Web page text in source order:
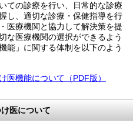
ての診療を行い、日常的な診療
し、適切な診療・保健指導を行
医療機関と協力して解決策を提
な医療機関の選択ができるよう
能」に関する体制を以下のよう
医機能について（PDF版）
医について